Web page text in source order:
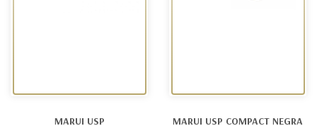
MARUI USP MARUI USP COMPACT NEGRA